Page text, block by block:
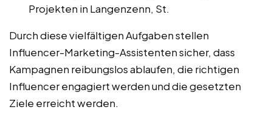
Projekten in Langenzenn, St.
Durch diese vielfältigen Aufgaben stellen
Influencer-Marketing-Assistenten sicher, dass
Kampagnen reibungslos ablaufen, die richtigen
Influencer engagiert werden und die gesetzten
Ziele erreicht werden.